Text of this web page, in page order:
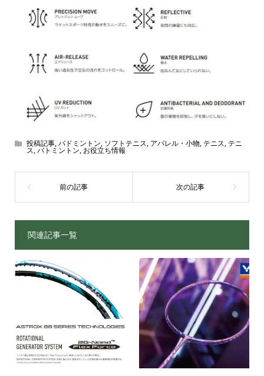
投稿記事,バドミントン, ソフトテニス, アパレル・小物,テニス,テニ
ス,バトミントン, お役立ち情報
関連記事一覧